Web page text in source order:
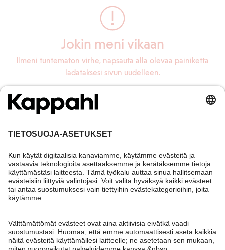
Jokin meni vikaan
Ilmeni tuntematon virhe, napsauta alla olevaa painiketta
ladataksesi sivun uudelleen.
Lataa sivu uudelleen